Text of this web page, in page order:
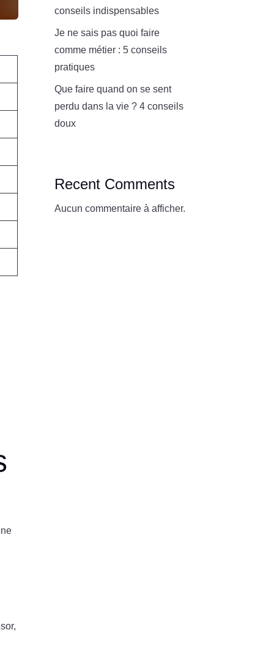
conseils indispensables
Je ne sais pas quoi faire
comme métier : 5 conseils
pratiques
Que faire quand on se sent
perdu dans la vie ? 4 conseils
doux
Recent Comments
Aucun commentaire à afficher.